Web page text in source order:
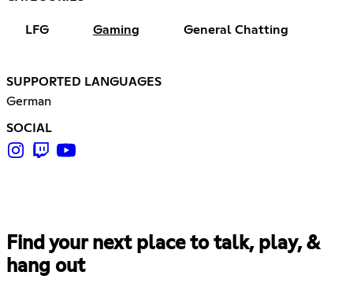
LFG Gaming General Chatting
SUPPORTED LANGUAGES
German
SOCIAL
Find your next place to talk, play, &
hang out